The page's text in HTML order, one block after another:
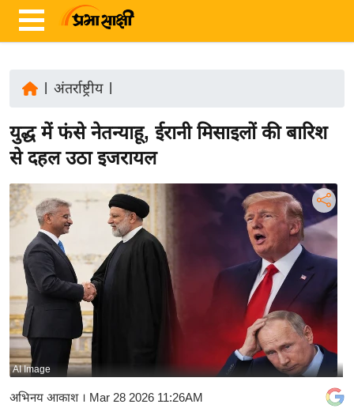
ज़ा
ख
र
रा
ष्ट्री
य
अं
त
र्रा
ष्ट्री
य
बि
अंतर्राष्ट्रीय|
युद्ध में फंसे नेतन्याहू, ईरानी मिसाइलों की बारिश
से दहल उठा इजरायल
AI Image
अभिनय आकाश। Mar 28 2026 11:26AM